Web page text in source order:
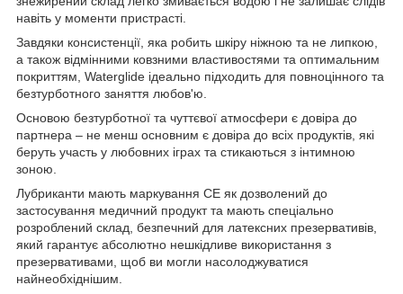
навіть у моменти пристрасті.
Завдяки консистенції, яка робить шкіру ніжною та не липкою,
а також відмінними ковзними властивостями та оптимальним
покриттям, Waterglide ідеально підходить для повноцінного та
безтурботного заняття любов'ю.
Основою безтурботної та чуттєвої атмосфери є довіра до
партнера – не менш основним є довіра до всіх продуктів, які
беруть участь у любовних іграх та стикаються з інтимною
зоною.
Лубриканти мають маркування CE як дозволений до
застосування медичний продукт та мають спеціально
розроблений склад, безпечний для латексних презервативів,
який гарантує абсолютно нешкідливе використання з
презервативами, щоб ви могли насолоджуватися
найнеобхіднішим.